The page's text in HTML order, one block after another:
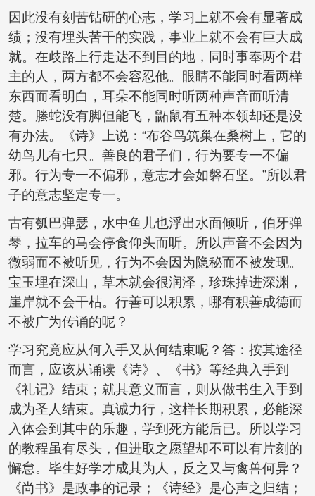
因此没有刻苦钻研的心志，学习上就不会有显著成
绩；没有埋头苦干的实践，事业上就不会有巨大成
就。在歧路上行走达不到目的地，同时事奉两个君
主的人，两方都不会容忍他。眼睛不能同时看两样
东西而看明白，耳朵不能同时听两种声音而听清
楚。螣蛇没有脚但能飞，鼫鼠有五种本领却还是没
有办法。《诗》上说：“布谷鸟筑巢在桑树上，它的
幼鸟儿有七只。善良的君子们，行为要专一不偏
邪。行为专一不偏邪，意志才会如磐石坚。”所以君
子的意志坚定专一。
古有瓠巴弹瑟，水中鱼儿也浮出水面倾听，伯牙弹
琴，拉车的马会停食仰头而听。所以声音不会因为
微弱而不被听见，行为不会因为隐秘而不被发现。
宝玉埋在深山，草木就会很润泽，珍珠掉进深渊，
崖岸就不会干枯。行善可以积累，哪有积善成德而
不被广为传诵的呢？
学习究竟应从何入手又从何结束呢？答：按其途径
而言，应该从诵读《诗》、《书》等经典入手到
《礼记》结束；就其意义而言，则从做书生入手到
成为圣人结束。真诚力行，这样长期积累，必能深
入体会到其中的乐趣，学到死方能后已。所以学习
的教程虽有尽头，但进取之愿望却不可以有片刻的
懈怠。毕生好学才成其为人，反之又与禽兽何异？
《尚书》是政事的记录；《诗经》是心声之归结；